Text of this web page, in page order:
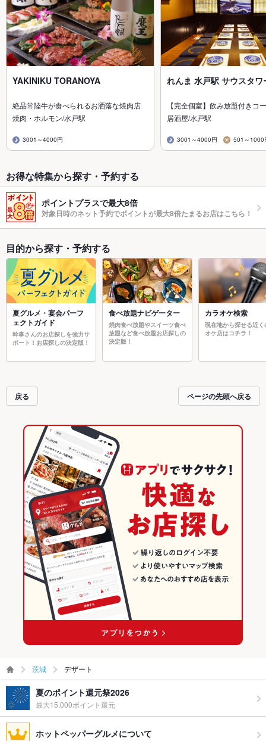
YAKINIKU TORANOYA
絶品常陸牛が食べられるお洒落な焼肉店
焼肉・ホルモン/水戸駅
3001～4000円
れんま 水戸駅 サウスタワ
【完全個室】飲み放題付きコ
居酒屋/水戸駅
3001～4000円 501～1000
お得な特集から探す・予約する
ポイントプラスで最大8倍
対象日時のネット予約でポイントが最大8倍たまるお店はこちら！
目的から探す・予約する
夏グルメ・宴会パーフ
ェクトガイド
幹事さんのお店探しを強力サ
ポート！お店探しの決定版！
食べ放題ナビゲーター
焼肉食べ放題やスイーツ食べ
放題など食べ放題お店探しの
決定版！
カラオケ検索
現在地から探せる近く
オケ店はコチラ！
戻る ページの先頭へ戻る
茨城 デザート
夏のポイント還元祭2026
最大15,000ポイント還元
ホットペッパーグルメについて